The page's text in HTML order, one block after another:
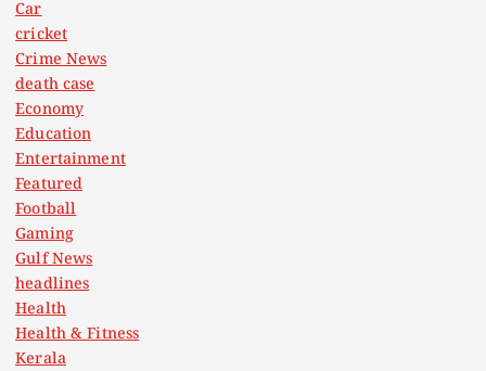
Car
cricket
Crime News
death case
Economy
Education
Entertainment
Featured
Football
Gaming
Gulf News
headlines
Health
Health & Fitness
Kerala